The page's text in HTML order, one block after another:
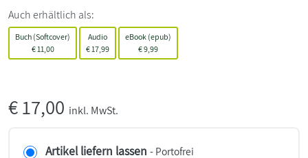
Auch erhältlich als:
Buch (Softcover)
€11,00
Audio
€17,99
eBook (epub)
€9,99
€17,00 inkl. MwSt.
Artikel liefern lassen - Portofrei